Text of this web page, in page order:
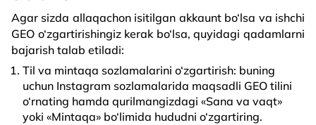
Agar sizda allaqachon isitilgan akkaunt bo‘lsa va ishchi
GEO o‘zgartirishingiz kerak bo‘lsa, quyidagi qadamlarni
bajarish talab etiladi:
Til va mintaqa sozlamalarini o‘zgartirish: buning
uchun Instagram sozlamalarida maqsadli GEO tilini
o‘rnating hamda qurilmangizdagi «Sana va vaqt»
yoki «Mintaqa» bo‘limida hududni o‘zgartiring.